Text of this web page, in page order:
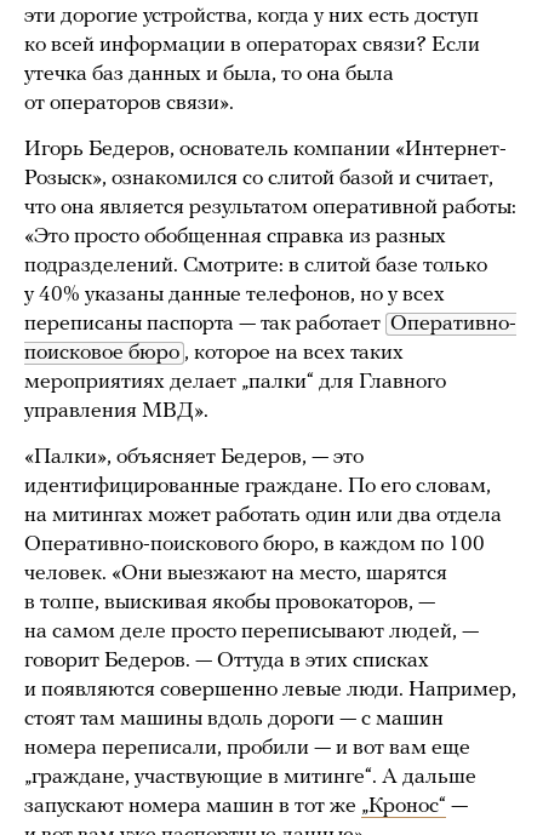
эти дорогие устройства, когда у них есть доступ
ко всей информации в операторах связи? Если
утечка баз данных и была, то она была
от операторов связи».
Игорь Бедеров, основатель компании «Интернет-
Розыск», ознакомился со слитой базой и считает,
что она является результатом оперативной работы:
«Это просто обобщенная справка из разных
подразделений. Смотрите: в слитой базе только
у 40% указаны данные телефонов, но у всех
переписаны паспорта — так работает Оперативно-
поисковое бюро , которое на всех таких
мероприятиях делает „палки“ для Главного
управления МВД».
«Палки», объясняет Бедеров, — это
идентифицированные граждане. По его словам,
на митингах может работать один или два отдела
Оперативно-поискового бюро, в каждом по 100
человек. «Они выезжают на место, шарятся
в толпе, выискивая якобы провокаторов, —
на самом деле просто переписывают людей, —
говорит Бедеров. — Оттуда в этих списках
и появляются совершенно левые люди. Например,
стоят там машины вдоль дороги — с машин
номера переписали, пробили — и вот вам еще
„граждане, участвующие в митинге“. А дальше
запускают номера машин в тот же „Кронос“ —